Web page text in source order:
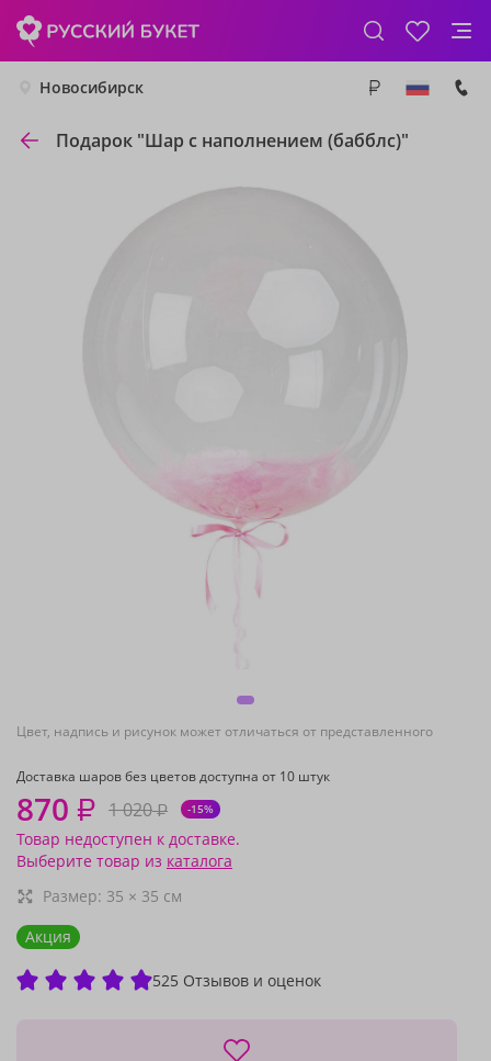
Новосибирск
Подарок "Шар с наполнением (бабблс)"
Цвет, надпись и рисунок может отличаться от представленного
Доставка шаров без цветов доступна от 10 штук
870 ₽ 1 020₽ -15%
Товар недоступен к доставке.
Выберите товар из каталога
Размер: 35 × 35 см
Акция
525 Отзывов и оценок